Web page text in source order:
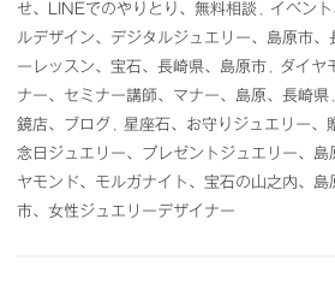
せ、LINEでのやりとり、無料相談
イベン
ルデザイン、デジタルジュエリー、島原市、
ーレッスン、宝石、長崎県、島原市
ダイヤ
ナー、セミナー講師、マナー、島原、長崎県
鏡店、ブログ
星座石、お守りジュエリー、
念日ジュエリー、プレゼントジュエリー、島
ヤモンド、モルガナイト、宝石の山之内、島
市、女性ジュエリーデザイナー